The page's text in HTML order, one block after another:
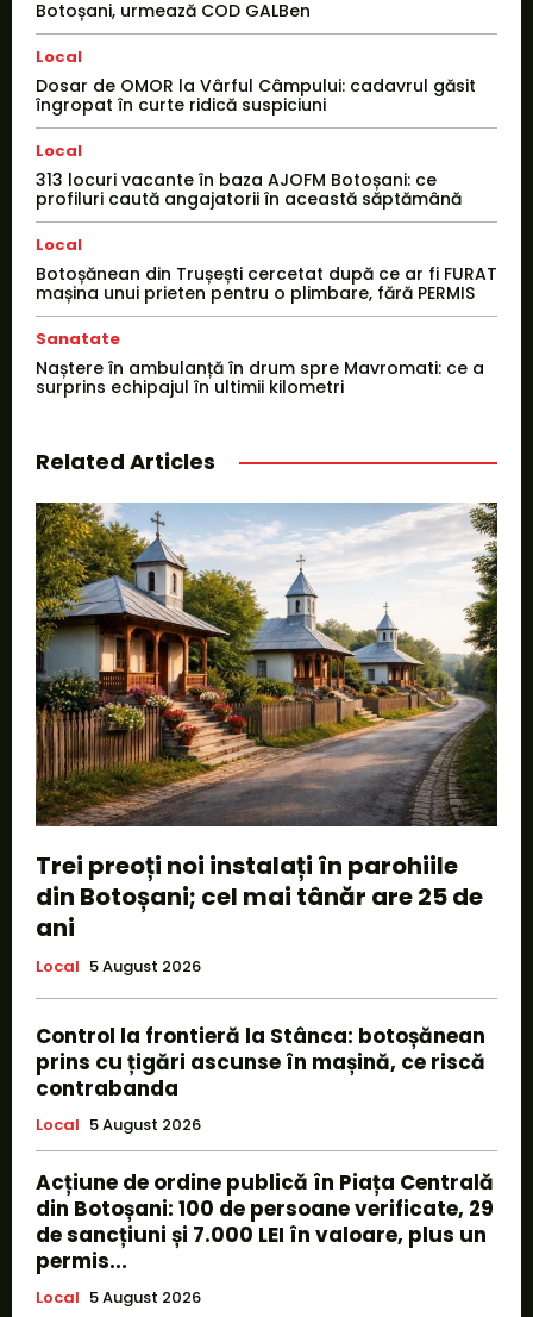
Botoșani, urmează COD GALBen
Local
Dosar de OMOR la Vârful Câmpului: cadavrul găsit
îngropat în curte ridică suspiciuni
Local
313 locuri vacante în baza AJOFM Botoșani: ce
profiluri caută angajatorii în această săptămână
Local
Botoșănean din Trușești cercetat după ce ar fi FURAT
mașina unui prieten pentru o plimbare, fără PERMIS
Sanatate
Naștere în ambulanță în drum spre Mavromati: ce a
surprins echipajul în ultimii kilometri
Related Articles
Trei preoți noi instalați în parohiile
din Botoșani; cel mai tânăr are 25 de
ani
Local 5 August 2026
Control la frontieră la Stânca: botoșănean
prins cu țigări ascunse în mașină, ce riscă
contrabanda
Local 5 August 2026
Acțiune de ordine publică în Piața Centrală
din Botoșani: 100 de persoane verificate, 29
de sancțiuni și 7.000 LEI în valoare, plus un
permis...
Local 5 August 2026